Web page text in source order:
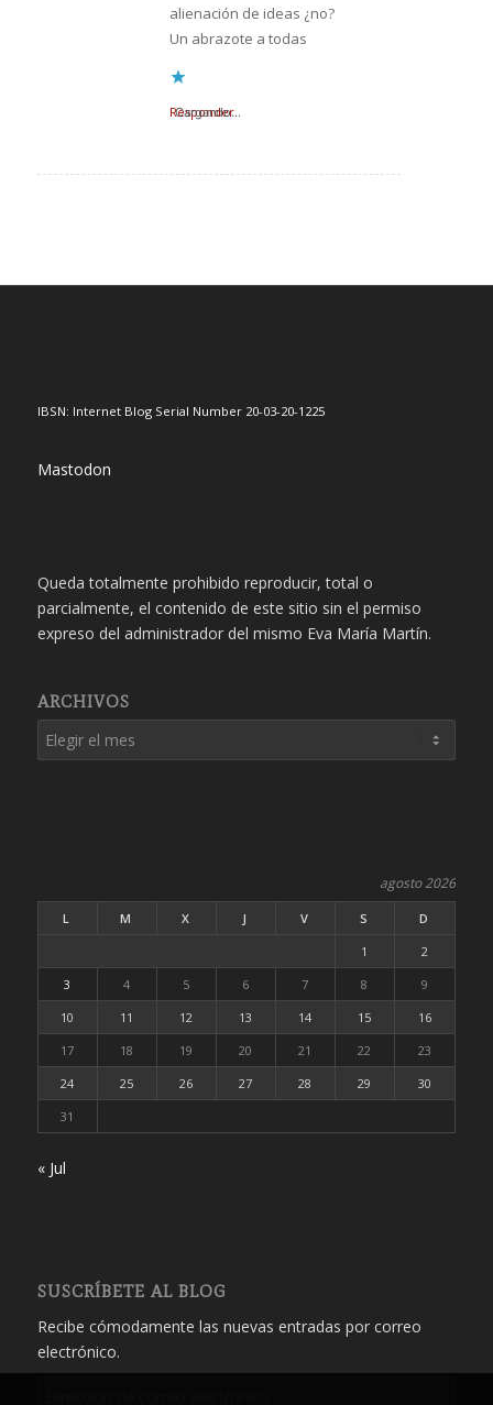
alienación de ideas ¿no?
Un abrazote a todas
Cargando...
Responder
IBSN: Internet Blog Serial Number 20-03-20-1225
Mastodon
Queda totalmente prohibido reproducir, total o
parcialmente, el contenido de este sitio sin el permiso
expreso del administrador del mismo Eva María Martín.
ARCHIVOS
agosto 2026
L M X J V S
D
1
2
3
4 5 6 7 8
9
10
11 12 13 14 15
16
17
18 19 20 21 22
23
24
25 26 27 28 29
30
31
« Jul
SUSCRÍBETE AL BLOG
Recibe cómodamente las nuevas entradas por correo
electrónico.